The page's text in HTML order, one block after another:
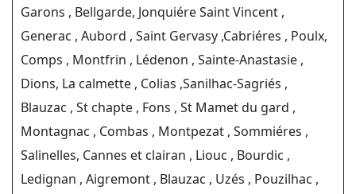
Garons , Bellgarde, Jonquiére Saint Vincent ,
Generac , Aubord , Saint Gervasy ,Cabriéres , Poulx,
Comps , Montfrin , Lédenon , Sainte-Anastasie ,
Dions, La calmette , Colias ,Sanilhac-Sagriés ,
Blauzac , St chapte , Fons , St Mamet du gard ,
Montagnac , Combas , Montpezat , Sommiéres ,
Salinelles, Cannes et clairan , Liouc , Bourdic ,
Ledignan , Aigremont , Blauzac , Uzés , Pouzilhac ,